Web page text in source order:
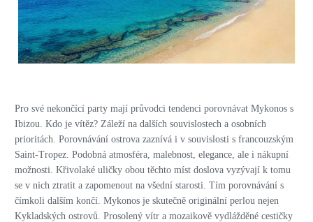
Pro své nekončící party mají průvodci tendenci porovnávat Mykonos s
Ibizou. Kdo je vítěz? Záleží na dalších souvislostech a osobních
prioritách. Porovnávání ostrova zaznívá i v souvislosti s francouzským
Saint-Tropez. Podobná atmosféra, malebnost, elegance, ale i nákupní
možnosti. Křivolaké uličky obou těchto míst doslova vyzývají k tomu
se v nich ztratit a zapomenout na všední starosti. Tím porovnávání s
čímkoli dalším končí. Mykonos je skutečně originální perlou nejen
Kykladských ostrovů. Prosolený vítr a mozaikově vydlážděné cestičky